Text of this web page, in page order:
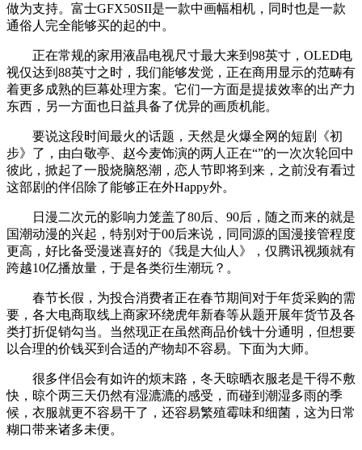
做为支持。富士GFX50SII是一款中画幅相机，同时也是一款
通俗人完全能够买的起的中。
正在常规的家用液晶电视尺寸最大来到98英寸，OLED电
视仅达到88英寸之时，我们能够发觉，正在商用显示的范畴有
着更多成熟的巨幕处理方案。它们一方面是提拔效率的出产力
东西，另一方面也日益具备了优异的画质机能。
要说这段时间最火的话题，天然是火爆全网的短剧《初
步》了，由白敬亭、赵今麦饰演的两人正在“”的一次次轮回中
彼此，掀起了一股烧脑怒潮，恋人节即将到来，之前没有看过
这部剧的伴侣除了能够正在外Happy外。
日漫二次元的影响力笼盖了80后、90后，随之而来的就是
国潮动漫的兴起，特别对于00后来说，同同源的国漫接管程度
更高，好比备受漫迷喜好的《我是大仙人》，仅腾讯视频就有
跨越10亿播放量，于是各类衍生潮玩？。
春节长假，为投合消费者正在春节期间对于年货采购的需
要，各大电商取线上商家环绕虎年新春等从题开展年货节及各
类打折促销勾当。当然现正在虽然商品价钱十分通明，但想要
以合理的价钱买到合适的产物却不容易。下面为大师。
很多伴侣会有如许的烦末路，冬天晾晒衣服老是干得不敷
快，晾个两三天仍然有湿漉漉的感受，而碰到潮湿多雨的季
候，衣服就更不容易干了，还容易繁殖霉味和细菌，这为日常
糊口带来诸多未便。